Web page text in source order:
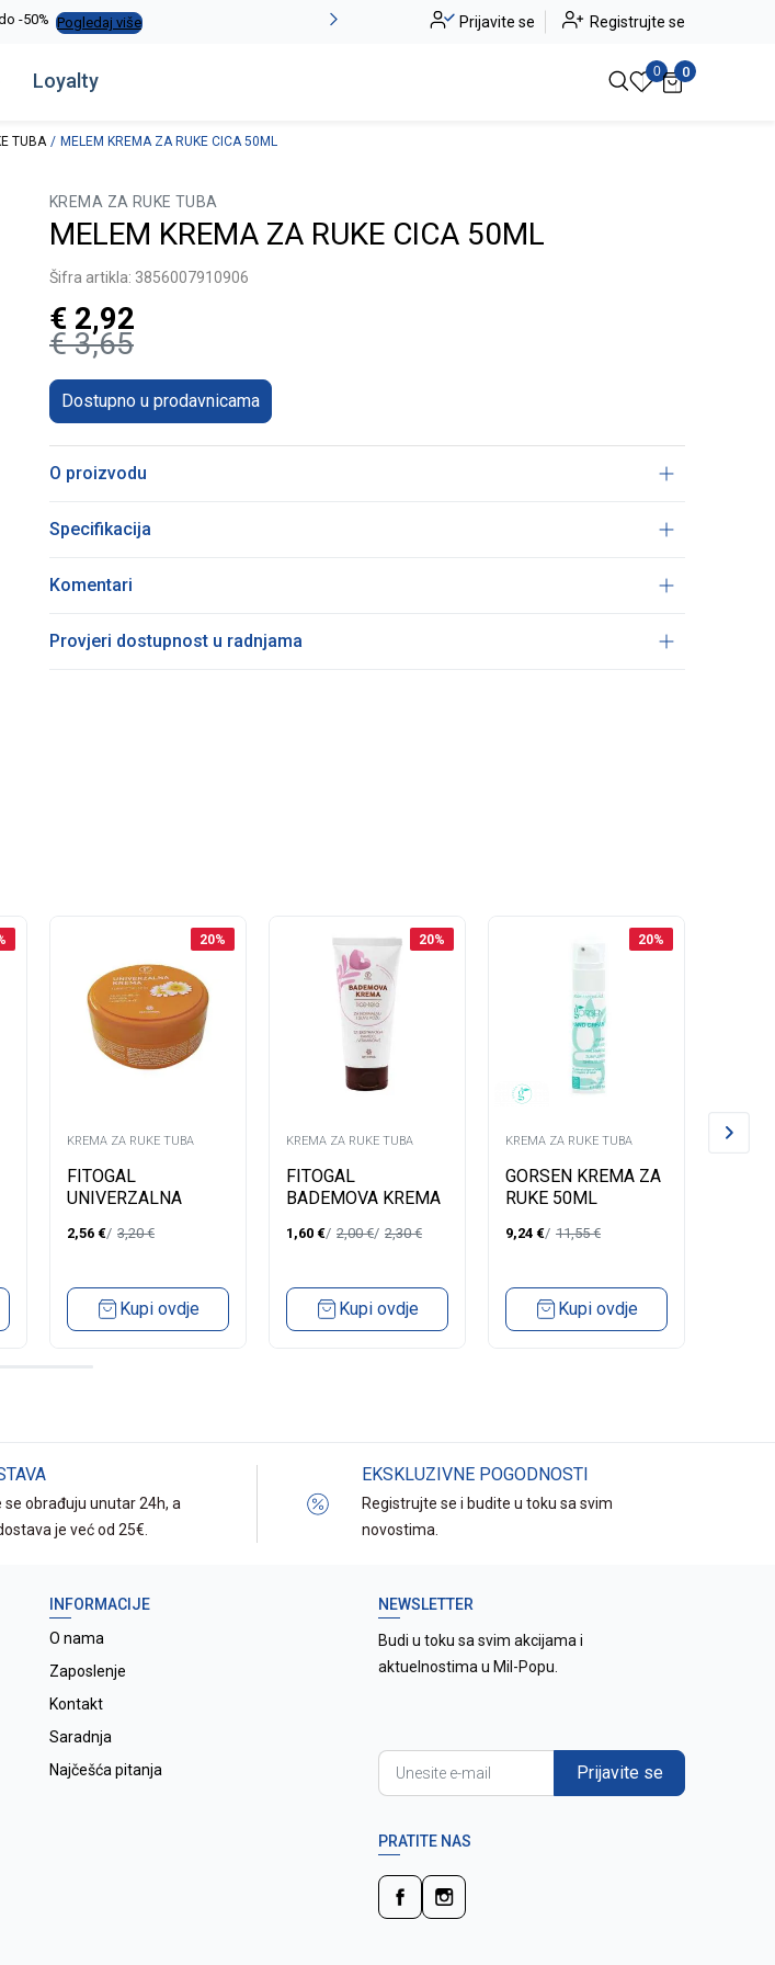
-50% Pogledaj više Novo u ponudi - Jadea Pogledaj više
Prijavite se Registrujte se
Loyalty 0 0
TUBA MELEM KREMA ZA RUKE CICA 50ML
KREMA ZA RUKE TUBA
MELEM KREMA ZA RUKE CICA 50ML
Šifra artikla: 3856007910906
€ 3,65
€ 2,92
Dostupno u prodavnicama
O proizvodu
Specifikacija
Komentari
Provjeri dostupnost u radnjama
20%
KREMA ZA RUKE TUBA
FITOGAL
UNIVERZALNA
2,56 € 3,20€
Kupi ovdje
20%
KREMA ZA RUKE TUBA
FITOGAL
BADEMOVA KREMA
1,60 € 2,00€ 2,30€
Kupi ovdje
20%
KREMA ZA RUKE TUBA
GORSEN KREMA ZA
RUKE 50ML
9,24 € 11,55€
Kupi ovdje
KREMA
se obrađuju unutar 24h, a
je već od 25€.
EKSKLUZIVNE POGODNOSTI
Registrujte se i budite u toku sa svim
novostima.
INFORMACIJE
O nama
Zaposlenje
Kontakt
Saradnja
Najčešća pitanja
NEWSLETTER
Budi u toku sa svim akcijama i
aktuelnostima u Mil-Popu.
Prijavite se
PRATITE NAS